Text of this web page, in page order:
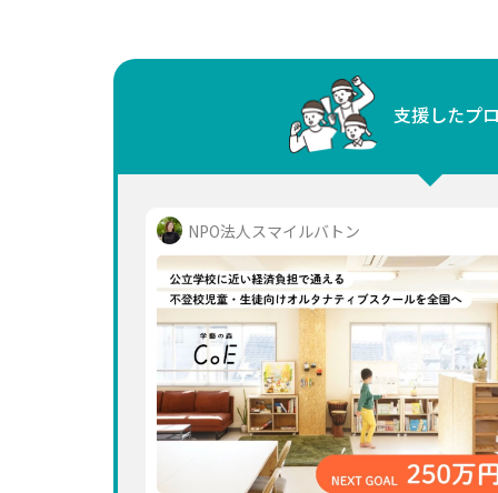
中国
四国
九州・沖縄
支援したプ
NPO法人スマイルバトン